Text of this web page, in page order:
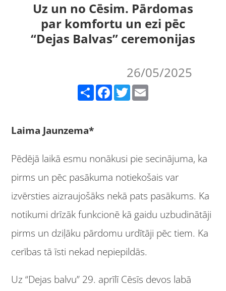
Uz un no Cēsim. Pārdomas
par komfortu un ezi pēc
“Dejas Balvas” ceremonijas
26/05/2025
Share Facebook Twitter
Laima Jaunzema*
Pēdējā laikā esmu nonākusi pie secinājuma, ka
pirms un pēc pasākuma notiekošais var
izvērsties aizraujošāks nekā pats pasākums. Ka
notikumi drīzāk funkcionē kā gaidu uzbudinātāji
pirms un dziļāku pārdomu urdītāji pēc tiem. Ka
cerības tā īsti nekad nepiepildās.
Uz “Dejas balvu” 29. aprīlī Cēsīs devos labā